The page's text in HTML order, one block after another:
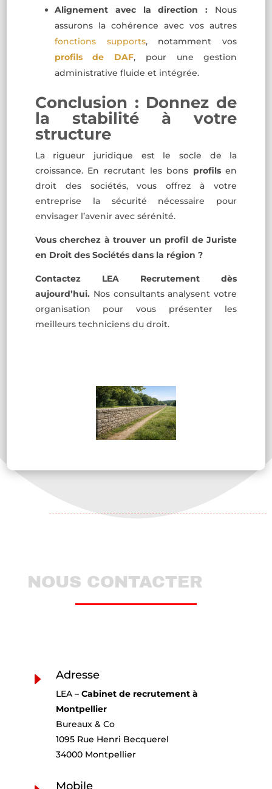
Alignement avec la direction : Nous
assurons la cohérence avec vos autres
fonctions supports, notamment vos
profils de DAF, pour une gestion
administrative fluide et intégrée.
Conclusion : Donnez de
la stabilité à votre
structure
La rigueur juridique est le socle de la
croissance. En recrutant les bons profilsen
droit des sociétés, vous offrez à votre
entreprise la sécurité nécessaire pour
envisager l’avenir avec sérénité.
Vous cherchez à trouver un profil de Juriste
en Droit des Sociétés dans la région ?
Contactez LEA Recrutement dès
aujourd’hui. Nos consultants analysent votre
organisation pour vous présenter les
meilleurs techniciens du droit.
NOUS CONTACTER
E Adresse
LEA – Cabinet de recrutement à
Montpellier
Bureaux & Co
1095 Rue Henri Becquerel
34000 Montpellier
Mobile